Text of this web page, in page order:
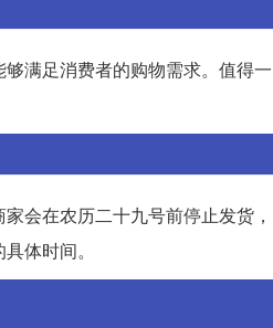
满足消费者的购物需求。值得一
会在农历二十九号前停止发货，
体时间。